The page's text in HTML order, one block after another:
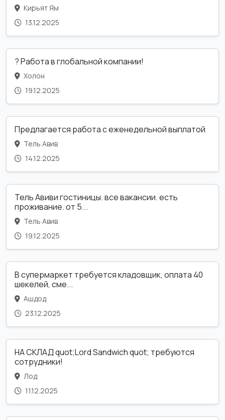
Кирьят Ям
13.12.2025
? Работа в глобальной компании!
Холон
19.12.2025
Предлагается работа с еженедельной выплатой
Тель Авив
14.12.2025
Тель Авиви гостиницы. все вакансии. есть
проживание. от 5...
Тель Авив
19.12.2025
В супермаркет требуется кладовщик, оплата 40
шекелей, сме...
Ашдод
23.12.2025
НА СКЛАД quot;Lord Sandwich quot; требуются
сотрудники!
Лод
11.12.2025